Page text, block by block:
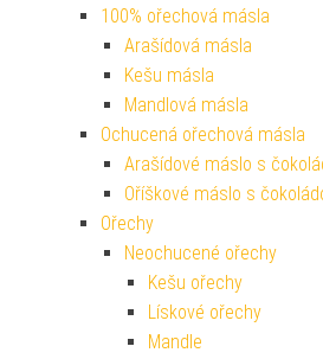
100% ořechová másla
Arašídová másla
Kešu másla
Mandlová másla
Ochucená ořechová másla
Arašídové máslo s
Oříškové máslo s
Ořechy
Neochucené ořechy
Kešu ořechy
Lískové ořechy
Mandle